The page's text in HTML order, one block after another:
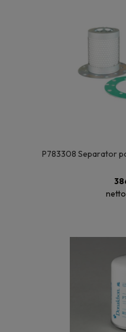
P783308 Separator